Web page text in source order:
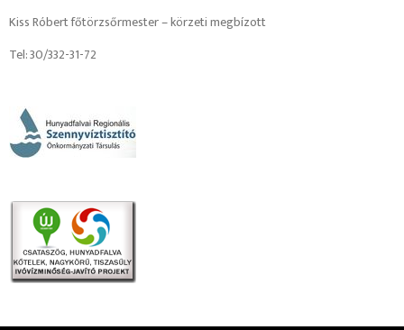
Kiss Róbert főtörzsőrmester – körzeti megbízott
Tel: 30/332-31-72